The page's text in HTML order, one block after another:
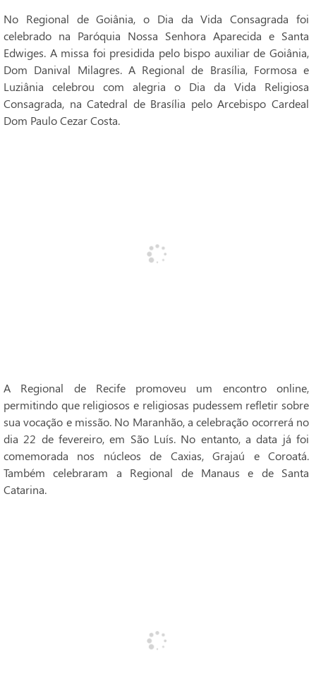
No Regional de Goiânia, o Dia da Vida Consagrada foi
celebrado na Paróquia Nossa Senhora Aparecida e Santa
Edwiges. A missa foi presidida pelo bispo auxiliar de Goiânia,
Dom Danival Milagres. A Regional de Brasília, Formosa e
Luziânia celebrou com alegria o Dia da Vida Religiosa
Consagrada, na Catedral de Brasília pelo Arcebispo Cardeal
Dom Paulo Cezar Costa.
A Regional de Recife promoveu um encontro online,
permitindo que religiosos e religiosas pudessem refletir sobre
sua vocação e missão. No Maranhão, a celebração ocorrerá no
dia 22 de fevereiro, em São Luís. No entanto, a data já foi
comemorada nos núcleos de Caxias, Grajaú e Coroatá.
Também celebraram a Regional de Manaus e de Santa
Catarina.